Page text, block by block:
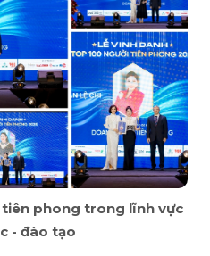
phong trong lĩnh vực
- đào tạo